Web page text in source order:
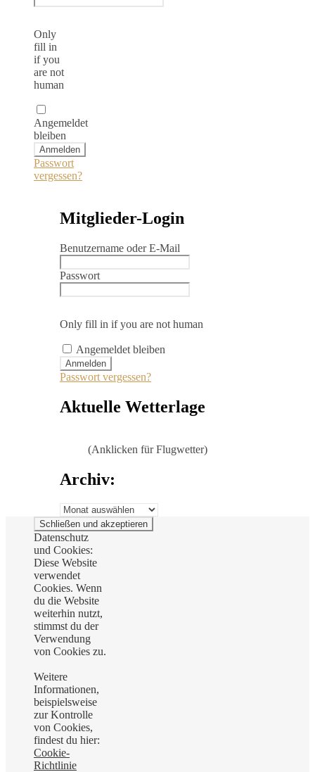
Only
fill in
if you
are not
human
Angemeldet
bleiben
Passwort
vergessen?
Mitglieder-Login
Benutzername oder E-Mail
Passwort
Only fill in if you are not human
Angemeldet bleiben
Passwort vergessen?
Aktuelle Wetterlage
(Anklicken für Flugwetter)
Archiv:
Archiv:
Datenschutz
und Cookies:
Diese Website
verwendet
Cookies. Wenn
du die Website
weiterhin nutzt,
stimmst du der
Verwendung
von Cookies zu.
Weitere
Informationen,
beispielsweise
zur Kontrolle
von Cookies,
findest du hier:
Cookie-
Richtlinie